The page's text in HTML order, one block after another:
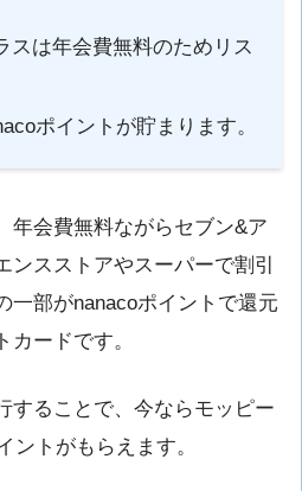
スは年会費無料のためリス
ポイントが貯まります。
年会費無料ながらセブン&ア
ンスストアやスーパーで割引
一部がnanacoポイントで還元
カードです。
することで、今ならモッピー
ントがもらえます。